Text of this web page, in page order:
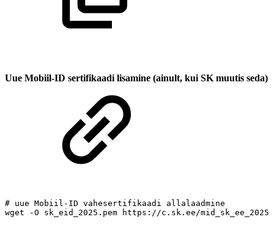
Uue Mobiil-ID sertifikaadi lisamine (ainult, kui SK muutis seda)
# uue Mobiil-ID vahesertifikaadi
allalaadmine
wget
-O sk_eid_2025.pem
https://c.sk.ee/